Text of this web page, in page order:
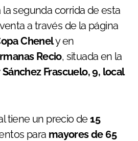
segunda corrida de esta
a través de la página
Chenely en
Recio, situada en la
Frascuelo, 9, local
tiene un precio de15
para mayores de 65